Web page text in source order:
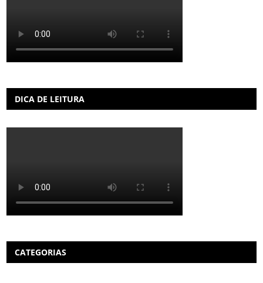
DICA DE LEITURA
CATEGORIAS